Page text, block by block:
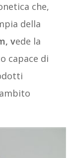
che,
della
vede la
capace di